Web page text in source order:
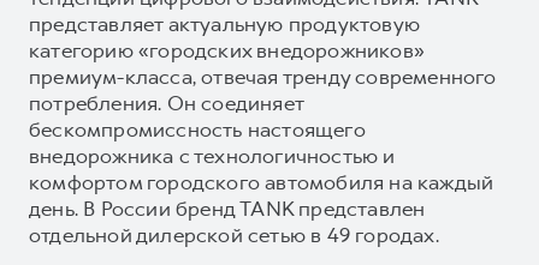
представляет актуальную продуктовую
категорию «городских внедорожников»
премиум-класса, отвечая тренду современного
потребления. Он соединяет
бескомпромиссность настоящего
внедорожника с технологичностью и
комфортом городского автомобиля на каждый
день. В России бренд TANK представлен
отдельной дилерской сетью в 49 городах.